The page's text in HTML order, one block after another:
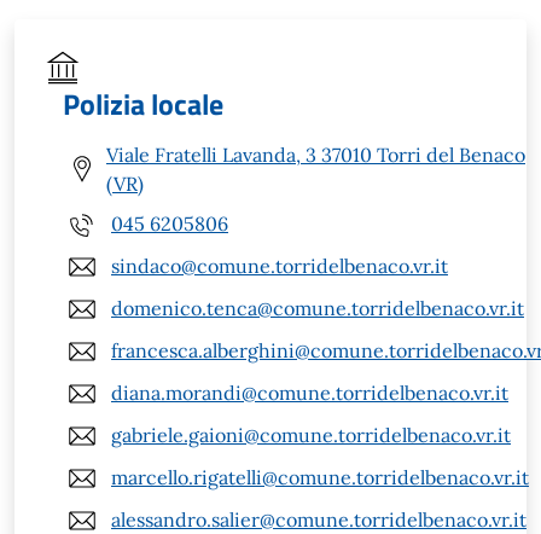
Polizia locale
Viale Fratelli Lavanda, 3 37010 Torri del Benaco
(VR)
045 6205806
sindaco@comune.torridelbenaco.vr.it
domenico.tenca@comune.torridelbenaco.vr.it
diana.morandi@comune.torridelbenaco.vr.it
gabriele.gaioni@comune.torridelbenaco.vr.it
marcello.rigatelli@comune.torridelbenaco.vr.it
alessandro.salier@comune.torridelbenaco.vr.it